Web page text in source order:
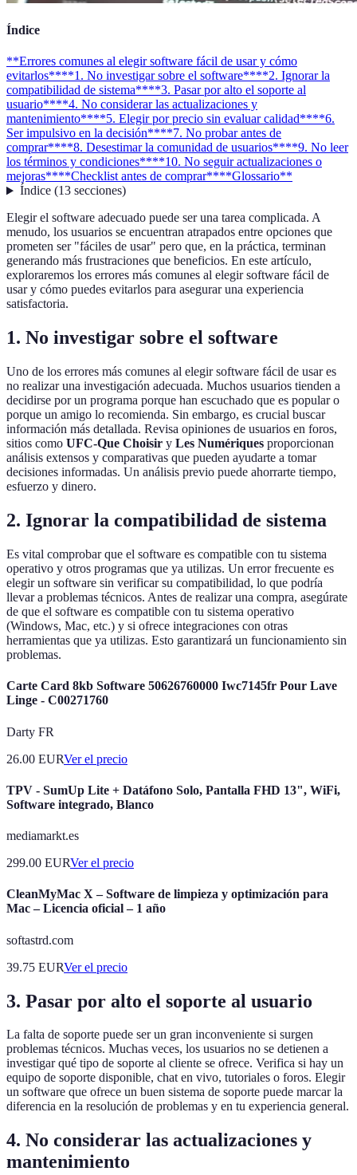
Índice
**Errores comunes al elegir software fácil de usar y cómo
evitarlos****1. No investigar sobre el software****2. Ignorar la
compatibilidad de sistema****3. Pasar por alto el soporte al
usuario****4. No considerar las actualizaciones y
mantenimiento****5. Elegir por precio sin evaluar calidad****6.
Ser impulsivo en la decisión****7. No probar antes de
comprar****8. Desestimar la comunidad de usuarios****9. No leer
los términos y condiciones****10. No seguir actualizaciones o
mejoras****Checklist antes de comprar****Glossario**
Índice(13 secciones)
Elegir el software adecuado puede ser una tarea complicada. A
menudo, los usuarios se encuentran atrapados entre opciones que
prometen ser "fáciles de usar" pero que, en la práctica, terminan
generando más frustraciones que beneficios. En este artículo,
exploraremos los errores más comunes al elegir software fácil de
usar y cómo puedes evitarlos para asegurar una experiencia
satisfactoria.
1. No investigar sobre el software
Uno de los errores más comunes al elegir software fácil de usar es
no realizar una investigación adecuada. Muchos usuarios tienden a
decidirse por un programa porque han escuchado que es popular o
porque un amigo lo recomienda. Sin embargo, es crucial buscar
información más detallada. Revisa opiniones de usuarios en foros,
sitios como UFC-Que Choisir y Les Numériques proporcionan
análisis extensos y comparativas que pueden ayudarte a tomar
decisiones informadas. Un análisis previo puede ahorrarte tiempo,
esfuerzo y dinero.
2. Ignorar la compatibilidad de sistema
Es vital comprobar que el software es compatible con tu sistema
operativo y otros programas que ya utilizas. Un error frecuente es
elegir un software sin verificar su compatibilidad, lo que podría
llevar a problemas técnicos. Antes de realizar una compra, asegúrate
de que el software es compatible con tu sistema operativo
(Windows, Mac, etc.) y si ofrece integraciones con otras
herramientas que ya utilizas. Esto garantizará un funcionamiento sin
problemas.
Carte Card 8kb Software 50626760000 Iwc7145fr Pour Lave
Linge - C00271760
Darty FR
26.00 EURVer el precio
TPV - SumUp Lite + Datáfono Solo, Pantalla FHD 13", WiFi,
Software integrado, Blanco
mediamarkt.es
299.00 EURVer el precio
CleanMyMac X – Software de limpieza y optimización para
Mac – Licencia oficial – 1 año
softastrd.com
39.75 EURVer el precio
3. Pasar por alto el soporte al usuario
La falta de soporte puede ser un gran inconveniente si surgen
problemas técnicos. Muchas veces, los usuarios no se detienen a
investigar qué tipo de soporte al cliente se ofrece. Verifica si hay un
equipo de soporte disponible, chat en vivo, tutoriales o foros. Elegir
un software que ofrece un buen sistema de soporte puede marcar la
diferencia en la resolución de problemas y en tu experiencia general.
4. No considerar las actualizaciones y
mantenimiento